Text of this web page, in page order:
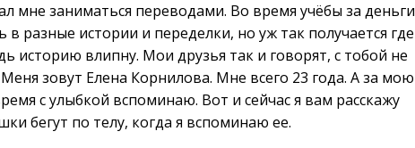
мне заниматься переводами. Во время учёбы за деньги
разные истории и переделки, но уж так получается где
историю влипну. Мои друзья так и говорят, с тобой не
зовут Елена Корнилова. Мне всего 23 года. А за мою
с улыбкой вспоминаю. Вот и сейчас я вам расскажу
бегут по телу, когда я вспоминаю ее.